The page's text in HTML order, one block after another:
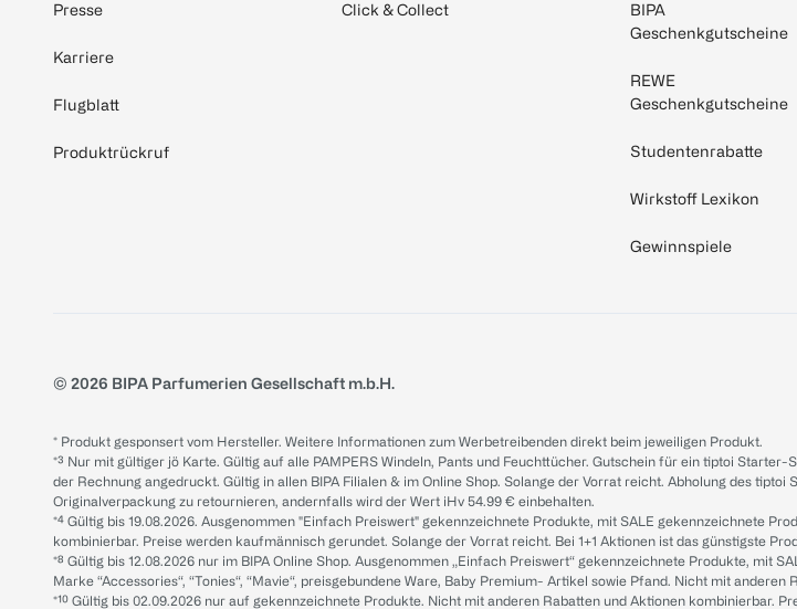
Presse
Karriere
Flugblatt
Produktrückruf
Click & Collect
BIPA
Geschenkgutscheine
REWE
Geschenkgutscheine
Studentenrabatte
Wirkstoff Lexikon
Gewinnspiele
© 2026 BIPA Parfumerien Gesellschaft m.b.H.
* Produkt gesponsert vom Hersteller. Weitere Informationen zum Werbetreibenden direkt beim jeweiligen Produkt.
*³ Nur mit gültiger jö Karte. Gültig auf alle PAMPERS Windeln, Pants und Feuchttücher. Gutschein für ein tiptoi
der Rechnung angedruckt. Gültig in allen BIPA Filialen & im Online Shop. Solange der Vorrat reicht. Abholung des
Originalverpackung zu retournieren, andernfalls wird der Wert iHv 54.99 € einbehalten.
*⁴ Gültig bis 19.08.2026. Ausgenommen "Einfach Preiswert" gekennzeichnete Produkte, mit SALE gekennzeichnete
kombinierbar. Preise werden kaufmännisch gerundet. Solange der Vorrat reicht. Bei 1+1 Aktionen ist das günstigste
*⁸ Gültig bis 12.08.2026 nur im BIPA Online Shop. Ausgenommen „Einfach Preiswert“ gekennzeichnete Produkte,
Marke “Accessories“, “Tonies“, “Mavie“, preisgebundene Ware, Baby Premium- Artikel sowie Pfand. Nicht mit
*¹⁰ Gültig bis 02.09.2026 nur auf gekennzeichnete Produkte. Nicht mit anderen Rabatten und Aktionen kombinierbar.